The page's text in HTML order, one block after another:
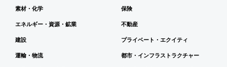
素材・化学
エネルギー・資源・鉱業
建設
運輸・物流
保険
不動産
プライベート・エクイティ
都市・インフラストラクチャー